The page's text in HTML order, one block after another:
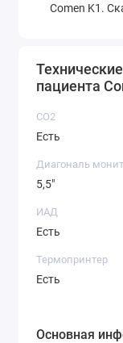
Comen K1.
пациента
CO2
Есть
Диагональ
5,5"
ИАД
Есть
Термопринтер
Есть
Основная